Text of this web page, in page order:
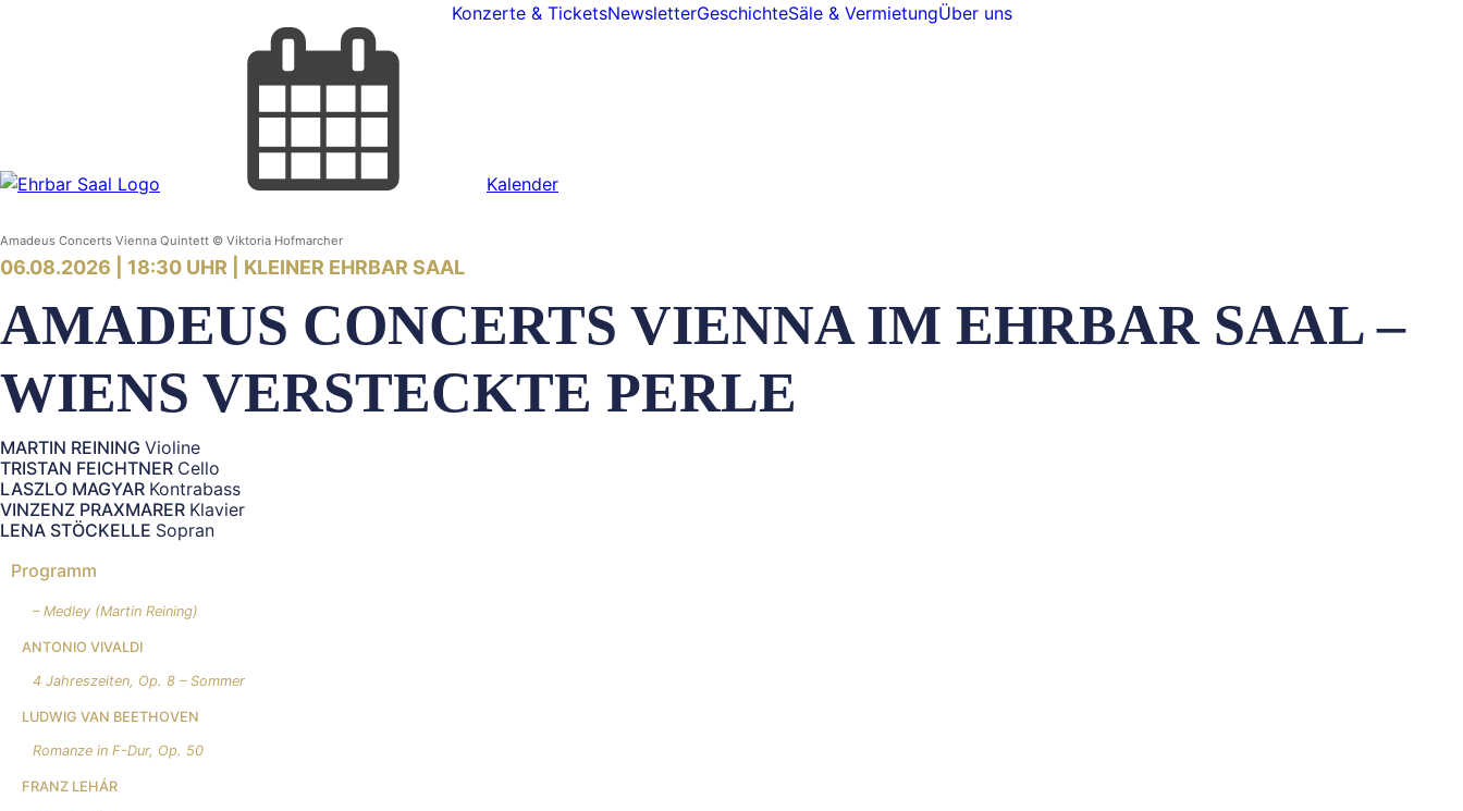
Konzerte & TicketsNewsletterGeschichteSäle & VermietungÜber uns
Kalender
Amadeus Concerts Vienna Quintett © Viktoria Hofmarcher
06.08.2026 | 18:30 UHR | KLEINER EHRBAR SAAL
AMADEUS CONCERTS VIENNA IM EHRBAR SAAL –
WIENS VERSTECKTE PERLE
MARTIN REINING Violine
TRISTAN FEICHTNER Cello
LASZLO MAGYAR Kontrabass
VINZENZ PRAXMARER Klavier
LENA STÖCKELLE Sopran
Programm
– Medley (Martin Reining)
ANTONIO VIVALDI
4 Jahreszeiten, Op. 8 – Sommer
LUDWIG VAN BEETHOVEN
Romanze in F-Dur, Op. 50
FRANZ LEHÁR